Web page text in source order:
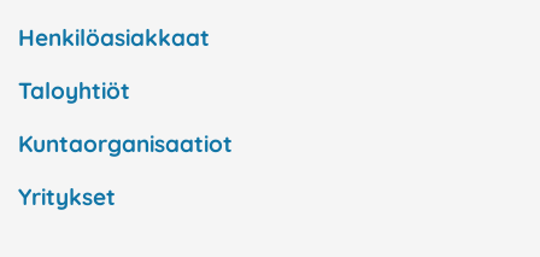
Henkilöasiakkaat
Taloyhtiöt
Kuntaorganisaatiot
Yritykset